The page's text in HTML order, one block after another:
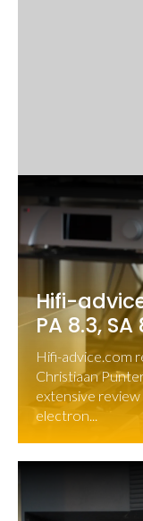
Hifi-
PA 8.3,
Hifi-advice.com
Christiaan
extensive review
electron...